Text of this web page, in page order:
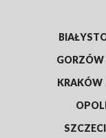
GORZÓW
KRAKÓW